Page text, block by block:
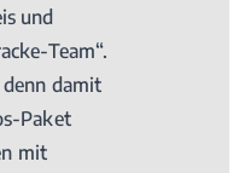
und
Team“.
damit
Paket
mit